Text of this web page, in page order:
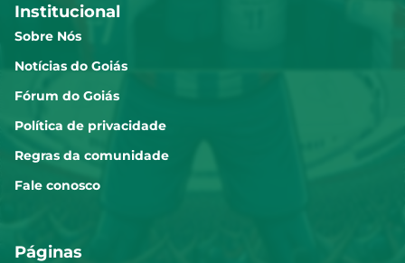
Institucional
Sobre Nós
Notícias do Goiás
Fórum do Goiás
Política de privacidade
Regras da comunidade
Fale conosco
Páginas